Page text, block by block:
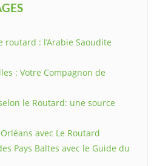
: l’Arabie Saoudite
: Votre Compagnon de
le Routard: une source
avec Le Routard
Pays Baltes avec le Guide du